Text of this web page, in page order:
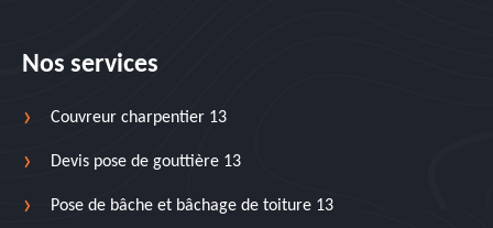
Nos services
Couvreur charpentier 13
Devis pose de gouttière 13
Pose de bâche et bâchage de toiture 13